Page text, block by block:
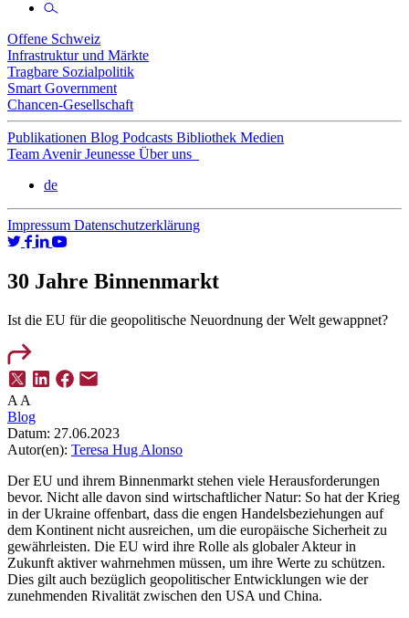
Offene Schweiz
Infrastruktur und Märkte
Tragbare Sozialpolitik
Smart Government
Chancen-Gesellschaft
Publikationen Blog Podcasts Bibliothek Medien
Team Avenir Jeunesse Über uns
de
Impressum Datenschutzerklärung
30 Jahre Binnenmarkt
Ist die EU für die geopolitische Neuordnung der Welt gewappnet?
A A
Blog
Datum: 27.06.2023
Autor(en): Teresa Hug Alonso
Der EU und ihrem Binnenmarkt stehen viele Herausforderungen
bevor. Nicht alle davon sind wirtschaftlicher Natur: So hat der Krieg
in der Ukraine offenbart, dass die engen Handelsbeziehungen auf
dem Kontinent nicht ausreichen, um die europäische Sicherheit zu
gewährleisten. Die EU wird ihre Rolle als globaler Akteur in
Zukunft aktiver wahrnehmen müssen, um ihre Werte zu schützen.
Dies gilt auch bezüglich geopolitischer Entwicklungen wie der
zunehmenden Rivalität zwischen den USA und China.